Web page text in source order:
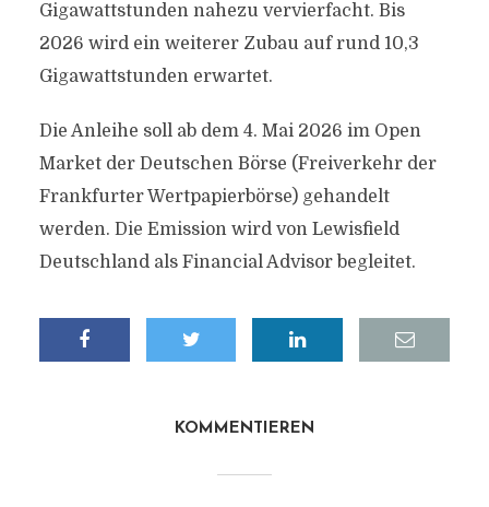
Gigawattstunden nahezu vervierfacht. Bis
2026 wird ein weiterer Zubau auf rund 10,3
Gigawattstunden erwartet.
Die Anleihe soll ab dem 4. Mai 2026 im Open
Market der Deutschen Börse (Freiverkehr der
Frankfurter Wertpapierbörse) gehandelt
werden. Die Emission wird von Lewisfield
Deutschland als Financial Advisor begleitet.
KOMMENTIEREN